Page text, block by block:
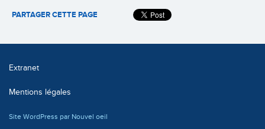
PARTAGER CETTE PAGE
Extranet
Mentions légales
Site WordPress par Nouvel oeil